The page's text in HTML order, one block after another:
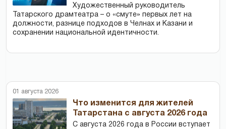
Художественный руководитель
Татарского драмтеатра – о «смуте» первых лет на
должности, разнице подходов в Челнах и Казани и
сохранении национальной идентичности.
01 августа 2026
Что изменится для жителей
Татарстана с августа 2026 года
С августа 2026 года в России вступает